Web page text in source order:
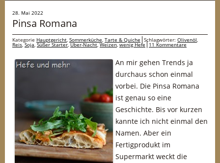
28. Mai 2022
Pinsa Romana
Kategorie Hauptgericht, Sommerküche, Tarte & Quiche Schlagwörter: Olivenöl,
Reis,Soja,Süßer Starter,Über-Nacht,Weizen,wenig Hefe 11 Kommentare
An mir gehen Trends ja
durchaus schon einmal
vorbei. Die Pinsa Romana
ist genau so eine
Geschichte. Bis vor kurzen
kannte ich nicht einmal den
Namen. Aber ein
Fertigprodukt im
Supermarkt weckt die